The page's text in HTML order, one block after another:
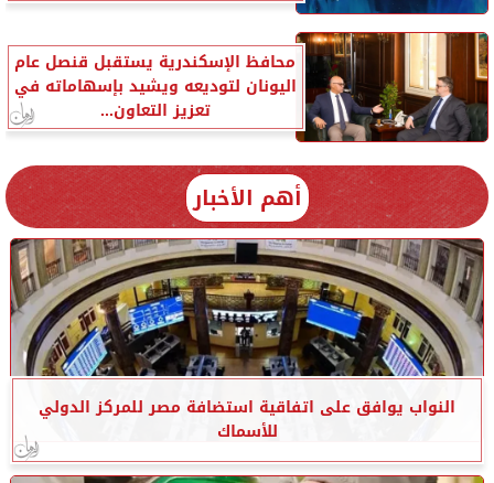
محافظ الإسكندرية يستقبل قنصل عام
اليونان لتوديعه ويشيد بإسهاماته في
تعزيز التعاون...
أهم الأخبار
النواب يوافق على اتفاقية استضافة مصر للمركز الدولي
للأسماك